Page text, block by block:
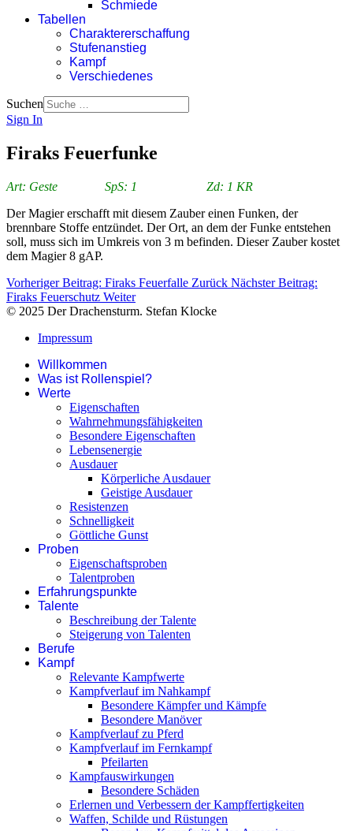
Schmiede
Tabellen
Charaktererschaffung
Stufenanstieg
Kampf
Verschiedenes
Suchen
Sign In
Firaks Feuerfunke
Art: Geste SpS: 1 Zd: 1 KR
Der Magier erschafft mit diesem Zauber einen Funken, der
brennbare Stoffe entzündet. Der Ort, an dem der Funke entstehen
soll, muss sich im Umkreis von 3 m befinden. Dieser Zauber kostet
dem Magier 8 gAP.
Vorheriger Beitrag: Firaks Feuerfalle Zurück Nächster Beitrag:
Firaks Feuerschutz Weiter
© 2025 Der Drachensturm. Stefan Klocke
Impressum
Willkommen
Was ist Rollenspiel?
Werte
Eigenschaften
Wahrnehmungsfähigkeiten
Besondere Eigenschaften
Lebensenergie
Ausdauer
Körperliche Ausdauer
Geistige Ausdauer
Resistenzen
Schnelligkeit
Göttliche Gunst
Proben
Eigenschaftsproben
Talentproben
Erfahrungspunkte
Talente
Beschreibung der Talente
Steigerung von Talenten
Berufe
Kampf
Relevante Kampfwerte
Kampfverlauf im Nahkampf
Besondere Kämpfer und Kämpfe
Besondere Manöver
Kampfverlauf zu Pferd
Kampfverlauf im Fernkampf
Pfeilarten
Kampfauswirkungen
Besondere Schäden
Erlernen und Verbessern der Kampffertigkeiten
Waffen, Schilde und Rüstungen